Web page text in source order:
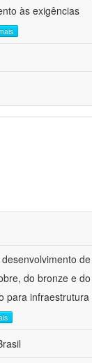
às exigências
de
do bronze e
para